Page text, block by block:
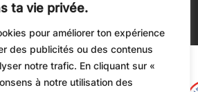
ta vie privée.
pour améliorer ton expérience
des publicités ou des contenus
notre trafic. En cliquant sur «
à notre utilisation des